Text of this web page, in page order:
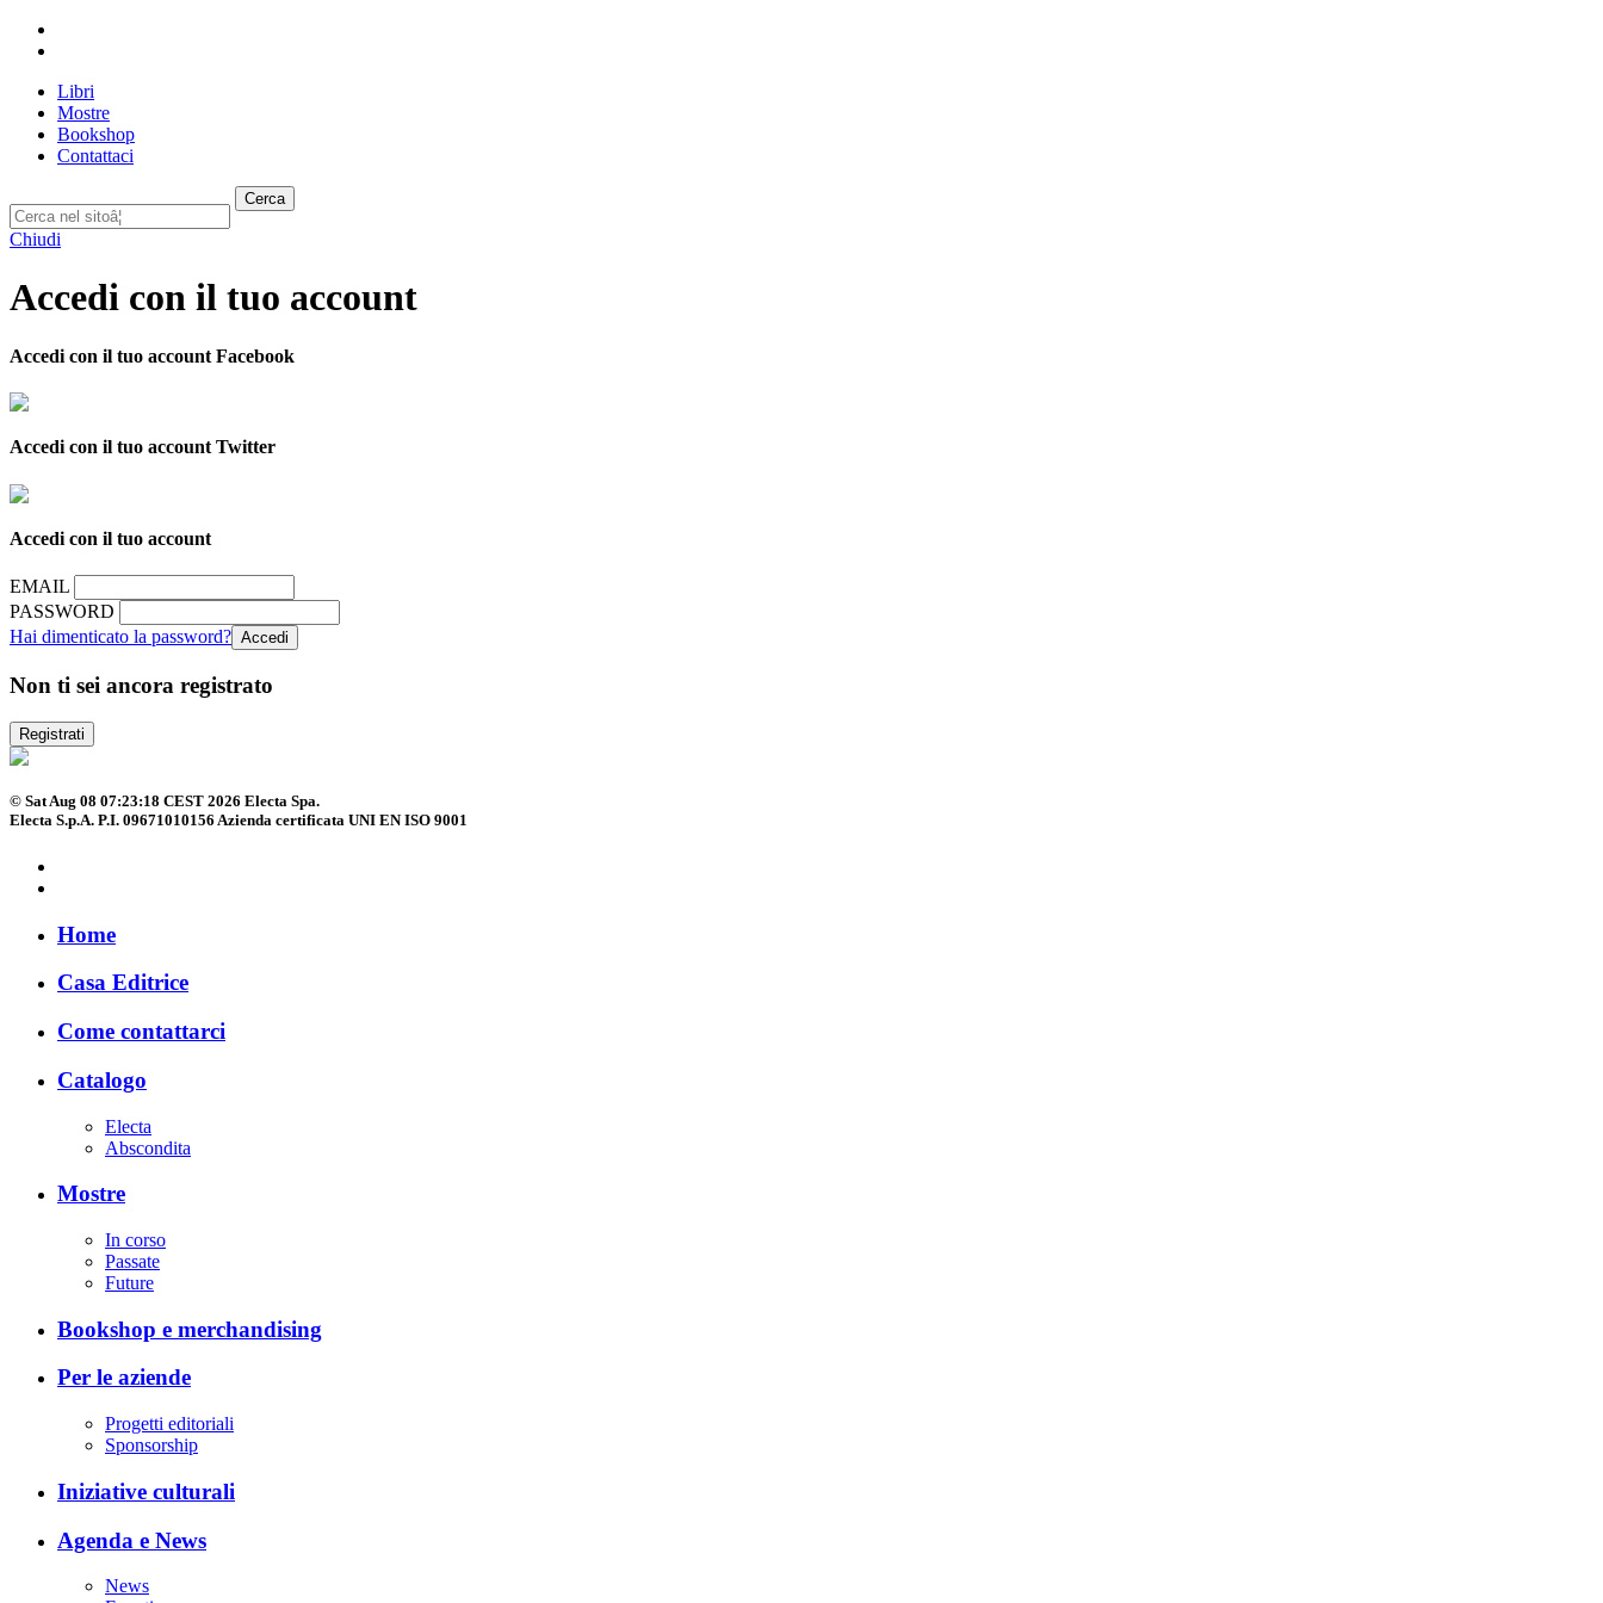
Libri
Mostre
Bookshop
Contattaci
Cerca
Chiudi
Accedi con il tuo account
Accedi con il tuo account Facebook
Accedi con il tuo account Twitter
Accedi con il tuo account
EMAIL
PASSWORD
Hai dimenticato la password?
Non ti sei ancora registrato
Registrati
© Sat Aug 08 07:23:18 CEST 2026 Electa Spa.
Electa S.p.A. P.I. 09671010156 Azienda certificata UNI EN ISO 9001
Home
Casa Editrice
Come contattarci
Catalogo
Electa
Abscondita
Mostre
In corso
Passate
Future
Bookshop e merchandising
Per le aziende
Progetti editoriali
Sponsorship
Iniziative culturali
Agenda e News
News